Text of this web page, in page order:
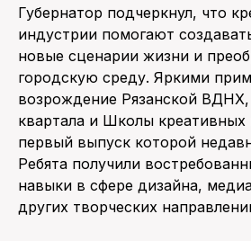
Губернатор подчеркнул, что
индустрии помогают
новые сценарии жизни и
городскую среду. Яркими
возрождение Рязанской ВДНХ,
квартала и Школы креативных
первый выпуск которой
Ребята получили
навыки в сфере дизайна,
других творческих